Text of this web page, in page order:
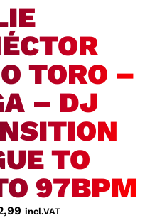
TORO –
– DJ
TO
97BPM
incl.VAT